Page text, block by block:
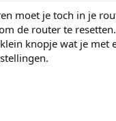
moet je toch in je
de router te resetten.
knopje wat je met